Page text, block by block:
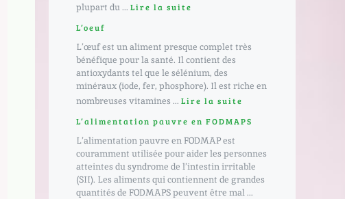
plupart du ... Lire la suite
L’oeuf
L’œuf est un aliment presque complet très
bénéfique pour la santé. Il contient des
antioxydants tel que le sélénium, des
minéraux (iode, fer, phosphore). Il est riche en
nombreuses vitamines ... Lire la suite
L’alimentation pauvre en FODMAPS
L’alimentation pauvre en FODMAP est
couramment utilisée pour aider les personnes
atteintes du syndrome de l’intestin irritable
(SII). Les aliments qui contiennent de grandes
quantités de FODMAPS peuvent être mal ...